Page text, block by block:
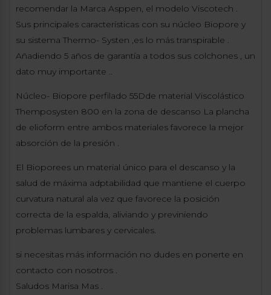
recomendar la Marca Asppen, el modelo Viscotech .
Sus principales características con su núcleo Biopore y
su sistema Thermo- Systen ,es lo más transpirable .
Añadiendo 5 años de garantía a todos sus colchones , un
dato muy importante ..
Núcleo- Biopore perfilado 55Dde material Viscolástico
Themposysten 800 en la zona de descanso La plancha
de elioform entre ambos materiales favorece la mejor
absorción de la presión .
El Bioporees un material único para el descanso y la
salud de máxima adptabilidad que mantiene el cuerpo
curvatura natural ala vez que favorece la posición
correcta de la espalda, aliviando y previniendo
problemas lumbares y cervicales.
si necesitas más información no dudes en ponerte en
contacto con nosotros .
Saludos Marisa Mas .